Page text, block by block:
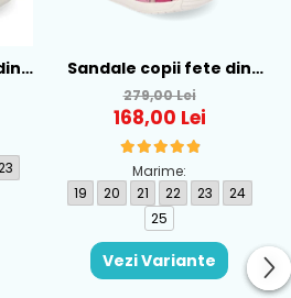
-
Sandale copii fete din
piele Biomecanics, Roz -
262109-A032
279,00 Lei
168,00 Lei
Marime:
19
20 21 22 23
24
25
Vezi Variante